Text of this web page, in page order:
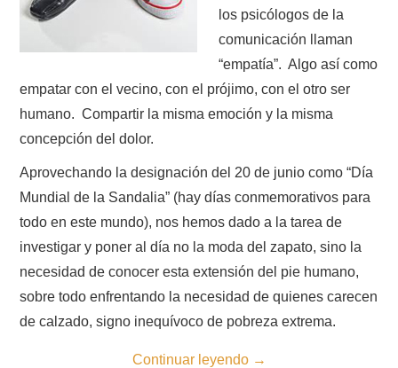
los psicólogos de la
comunicación llaman
“empatía”. Algo así como
empatar con el vecino, con el prójimo, con el otro ser
humano. Compartir la misma emoción y la misma
concepción del dolor.
Aprovechando la designación del 20 de junio como “Día
Mundial de la Sandalia” (hay días conmemorativos para
todo en este mundo), nos hemos dado a la tarea de
investigar y poner al día no la moda del zapato, sino la
necesidad de conocer esta extensión del pie humano,
sobre todo enfrentando la necesidad de quienes carecen
de calzado, signo inequívoco de pobreza extrema.
Continuar leyendo →